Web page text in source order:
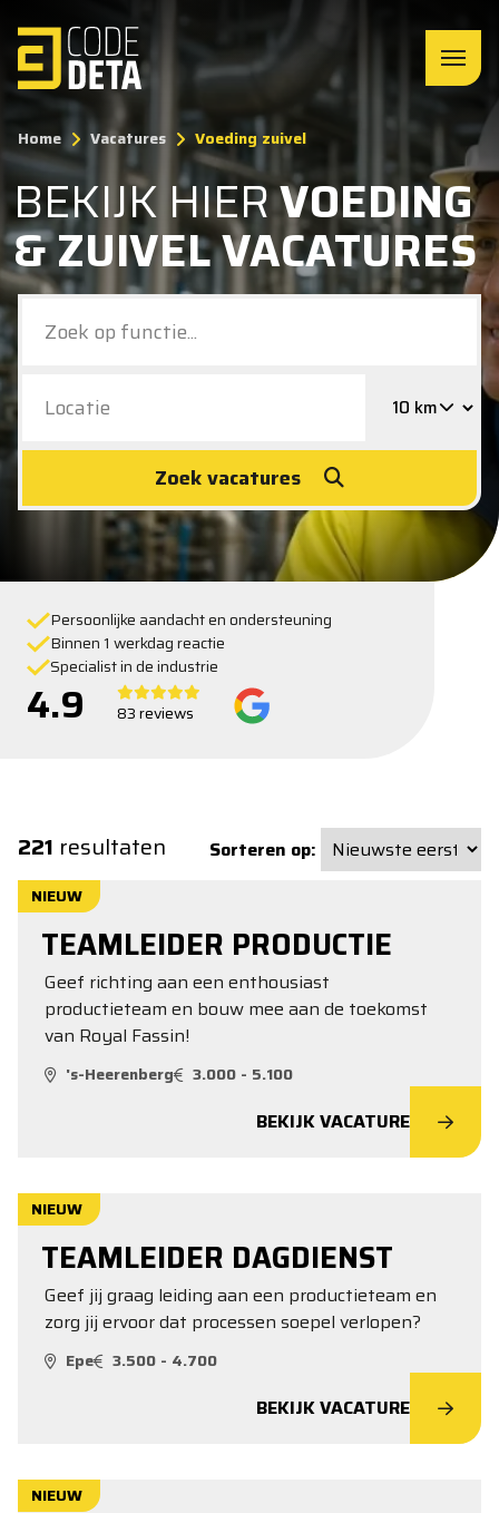
Home Vacatures Voeding zuivel
BEKIJK HIERVOEDING
& ZUIVEL VACATURES
Zoek vacatures
Persoonlijke aandacht en ondersteuning
Binnen 1 werkdag reactie
Specialist in de industrie
4.9 83 reviews
221 resultaten Sorteren op:
NIEUW
TEAMLEIDER PRODUCTIE
Geef richting aan een enthousiast
productieteam en bouw mee aan de toekomst
van Royal Fassin!
's-Heerenberg 3.000 - 5.100
BEKIJK VACATURE
NIEUW
TEAMLEIDER DAGDIENST
Geef jij graag leiding aan een productieteam en
zorg jij ervoor dat processen soepel verlopen?
Epe 3.500 - 4.700
BEKIJK VACATURE
NIEUW